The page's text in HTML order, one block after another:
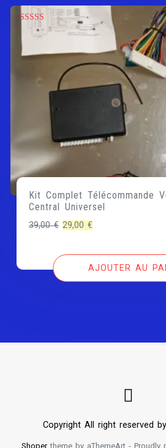
Note 5.00
Kit Complet Télécommande
Central Universel
39,00€ Le
initial
29,00€
actuel
est :
AJOUTER AU
Copyright All right reserved
Shopertheme by aThemeArt - Proudly